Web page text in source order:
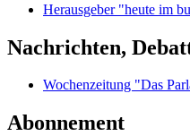
Herausgeber "heute im
Nachrichten,
Wochenzeitung "Das
Abonnement